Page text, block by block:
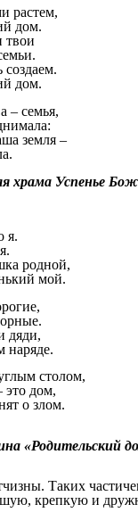
растем,
дом.
дом.
– семья,
–
храма Успенье
я.
родной,
мой.
столом,
дом,
о злом.
«Родительский
Таких
крепкую и